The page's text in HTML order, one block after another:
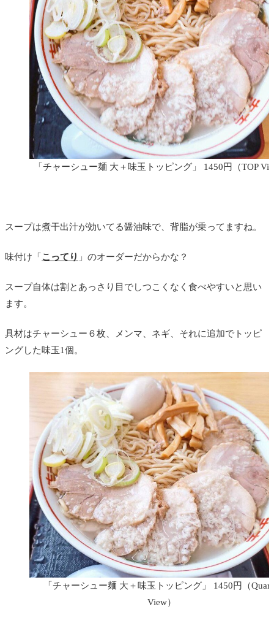
「チャーシュー麺 大＋味玉トッピング」 1450円 （TOP
スープは煮干出汁が効いてる醤油味で、背脂が乗ってますね。
味付け「 こってり 」のオーダーだからかな？
スープ自体は割とあっさり目でしつこくなく食べやすいと思い
ます。
具材はチャーシュー６枚、メンマ、ネギ、それに追加でトッピ
ングした味玉1個。
「チャーシュー麺 大＋味玉トッピング」 1450円 （
View）